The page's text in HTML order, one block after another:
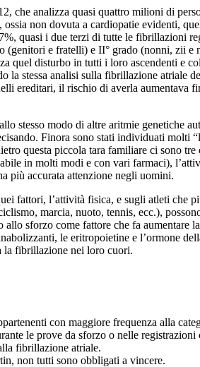
che analizza quasi quattro milioni di
non dovuta a cardiopatie evidenti,
quasi i due terzi di tutte le fibrillazioni
e fratelli) e II° grado (nonni, zii
quel disturbo in tutti i loro ascendenti e
stessa analisi sulla fibrillazione atriale
ereditari, il rischio di averla aumentava
stesso modo di altre aritmie genetiche
Finora sono stati individuati molti
questa piccola tara familiare ci sono
in molti modi e con vari farmaci),
più accurata attenzione negli uomini.
fattori, l’attività fisica, e sugli atleti
marcia, nuoto, tennis, ecc.),
sforzo come fattore che fa
le eritropoietine e l’ormone
la fibrillazione nei loro cuori.
con maggiore frequenza alla
le prove da sforzo o nelle
fibrillazione atriale.
non tutti sono obbligati a vincere.